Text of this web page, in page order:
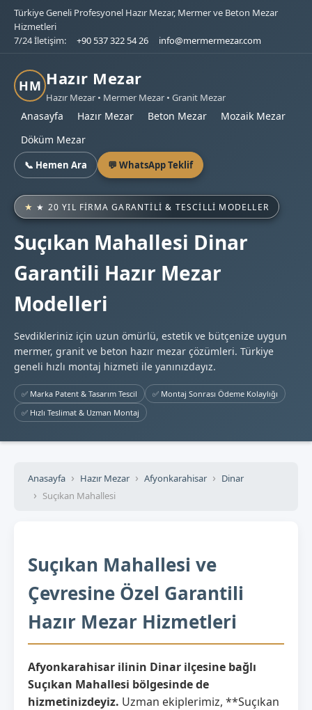
Türkiye Geneli Profesyonel Hazır Mezar, Mermer ve Beton Mezar
Hizmetleri
7/24 İletişim:
+90 537 322 54 26 info@mermermezar.com
HM Hazır Mezar
Hazır Mezar • Mermer Mezar • Granit Mezar
Anasayfa Hazır Mezar Beton Mezar
Mozaik Mezar
Döküm Mezar
📞 Hemen Ara 💬 WhatsApp Teklif
★ 20 YIL FIRMA GARANTILI & TESCILLI MODELLER
Suçıkan Mahallesi Dinar
Garantili Hazır Mezar
Modelleri
Sevdikleriniz için uzun ömürlü, estetik ve bütçenize uygun
mermer, granit ve beton hazır mezar çözümleri. Türkiye
geneli hızlı montaj hizmeti ile yanınızdayız.
✅ Marka Patent & Tasarım Tescil
✅ Montaj Sonrası Ödeme Kolaylığı
✅ Hızlı Teslimat & Uzman Montaj
Anasayfa Hazır Mezar Afyonkarahisar
Dinar
Suçıkan Mahallesi
Suçıkan Mahallesi ve
Çevresine Özel Garantili
Hazır Mezar Hizmetleri
Afyonkarahisar ilinin Dinar ilçesine bağlı
Suçıkan Mahallesi bölgesinde de
hizmetinizdeyiz. Uzman ekiplerimiz, **Suçıkan